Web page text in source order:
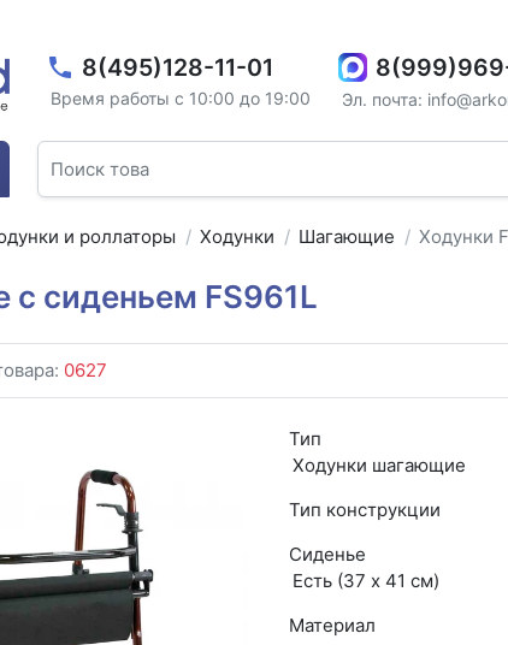
8(495)128-11-01
Время работы с 10:00 до 19:00 Эл. почта:
и роллаторы Ходунки Шагающие Ходунки
сиденьем FS961L
0627
Тип
Ходунки шагающие
Тип конструкции
Сиденье
Есть (37 х 41 см)
Материал